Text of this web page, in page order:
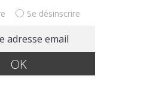
Se désinscrire